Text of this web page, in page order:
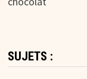
SUJETS :